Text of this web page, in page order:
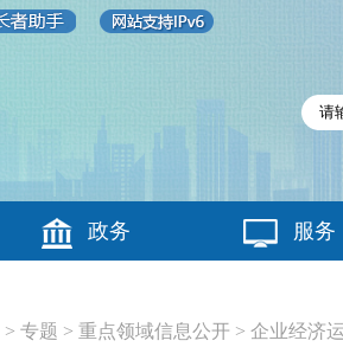
政务 服务
> 专题 > 重点领域信息公开 > 企业经济